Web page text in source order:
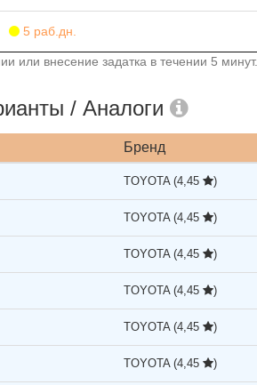
5 раб.дн.
или внесение задатка в течении 5 минут.
/ Аналоги
Бренд
TOYOTA (4,45 )
TOYOTA (4,45 )
TOYOTA (4,45 )
TOYOTA (4,45 )
TOYOTA (4,45 )
TOYOTA (4,45 )